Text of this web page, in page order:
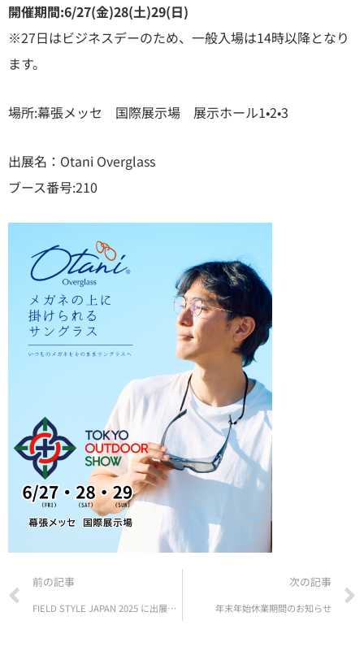
開催期間:6/27(金)28(土)29(日)
※27日はビジネスデーのため、一般入場は14時以降となり
ます。
場所:幕張メッセ 国際展示場 展示ホール1•2•3
出展名：Otani Overglass
ブース番号:210
Prev
前の記事
FIELD STYLE JAPAN 2025 に出展いたします
次の記事
年末年始休業期間のお知らせ